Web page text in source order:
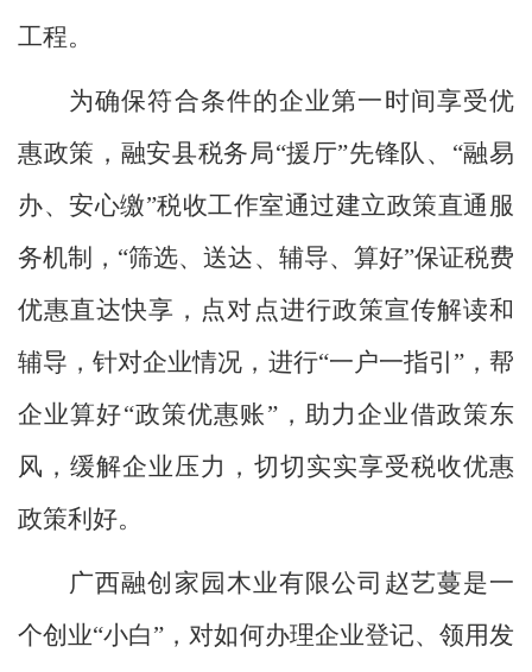
工程。
为确保符合条件的企业第一时间享受优
惠政策，融安县税务局“援厅”先锋队、“融易
办、安心缴”税收工作室通过建立政策直通服
务机制，“筛选、送达、辅导、算好”保证税费
优惠直达快享，点对点进行政策宣传解读和
辅导，针对企业情况，进行“一户一指引”，帮
企业算好“政策优惠账”，助力企业借政策东
风，缓解企业压力，切切实实享受税收优惠
政策利好。
广西融创家园木业有限公司赵艺蔓是一
个创业“小白”，对如何办理企业登记、领用发